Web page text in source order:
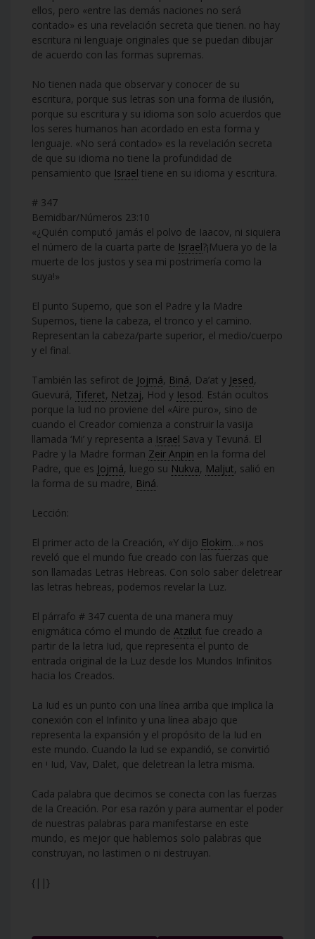
ellos, pero «entre las demás naciones no será
contado» es una revelación secreta que tienen. no hay
escritura ni lenguaje originales que se puedan dibujar
de acuerdo con las formas supremas.
No tienen nada que observar y conocer de su
escritura, porque sus letras son una forma de ilusión,
porque su escritura y su idioma son solo acuerdos que
los seres humanos han acordado en esta forma y
lenguaje. «No será contado» es la revelación secreta
de que su idioma no tiene la profundidad de
pensamiento que Israel tiene en su idioma y escritura.
# 347
Bemidbar/Números 23:10
«¿Quién computó jamás el polvo de Iaacov, ni siquiera
el número de la cuarta parte de Israel?¡Muera yo de la
muerte de los justos y sea mi postrimería como la
suya!»
El punto Superno, que son el Padre y la Madre
Supernos, tiene la cabeza, el tronco y el camino.
Representan la cabeza/parte superior, el medio/cuerpo
y el final.
También las sefirot de Jojmá, Biná, Da’at y Jesed,
Guevurá, Tiferet, Netzaj, Hod y Iesod. Están ocultos
porque la Iud no proviene del «Aire puro», sino de
cuando el Creador comienza a construir la vasija
llamada ‘Mi’ y representa a Israel Sava y Tevuná. El
Padre y la Madre forman Zeir Anpin en la forma del
Padre, que es Jojmá, luego su Nukva, Maljut, salió en
la forma de su madre, Biná.
Lección:
El primer acto de la Creación, «Y dijo Elokim…» nos
reveló que el mundo fue creado con las fuerzas que
son llamadas Letras Hebreas. Con solo saber deletrear
las letras hebreas, podemos revelar la Luz.
El párrafo # 347 cuenta de una manera muy
enigmática cómo el mundo de Atzilut fue creado a
partir de la letra Iud, que representa el punto de
entrada original de la Luz desde los Mundos Infinitos
hacia los Creados.
La Iud es un punto con una línea arriba que implica la
conexión con el Infinito y una línea abajo que
representa la expansión y el propósito de la Iud en
este mundo. Cuando la Iud se expandió, se convirtió
en י Iud, Vav, Dalet, que deletrean la letra misma.
Cada palabra que decimos se conecta con las fuerzas
de la Creación. Por esa razón y para aumentar el poder
de nuestras palabras para manifestarse en este
mundo, es mejor que hablemos solo palabras que
construyan, no lastimen o ni destruyan.
{||}